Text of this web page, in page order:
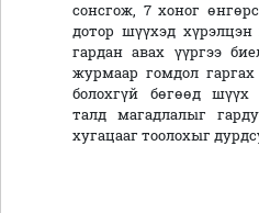
сонсгож, 7 хоног
дотор шүүхэд
гардан авах үүргээ
журмаар гомдол гаргах
болохгүй бөгөөд шүүх
талд магадлалыг
хугацааг тоолохыг